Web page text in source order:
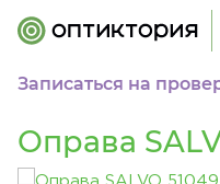
Записаться на
Оправа